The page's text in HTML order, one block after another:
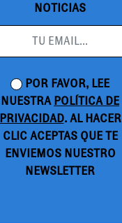
NOTICIAS
POR FAVOR, LEE
NUESTRA POLÍTICA DE
PRIVACIDAD. AL HACER
CLIC ACEPTAS QUE TE
ENVIEMOS NUESTRO
NEWSLETTER